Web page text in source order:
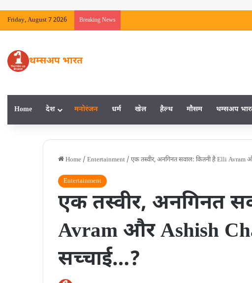
Friday, August 7 2026 Breaking News
थम्सअप भारत
Home देश मनाेरंजन धर्म खेल हैल्‍थ मौसम थम्‍सअप
Home / Entertainment / एक तस्वीर, अनगिनत सवाल: कितनी है Elli Avram
Entertainment
एक तस्वीर, अनगिनत
Avram और Ashish
सच्‍चाई…?